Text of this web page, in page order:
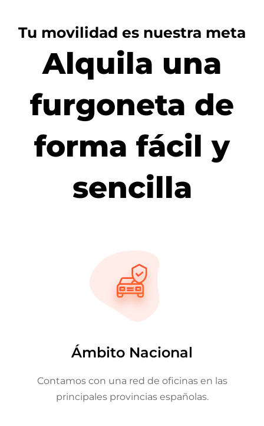
Tu movilidad es nuestra meta
Alquila una
furgoneta de
forma fácil y
sencilla
Ámbito Nacional
Contamos con una red de oficinas en las
principales provincias españolas.